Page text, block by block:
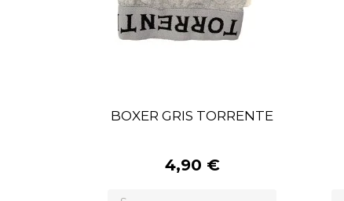
BOXER GRIS TORRENTE
4,90 €